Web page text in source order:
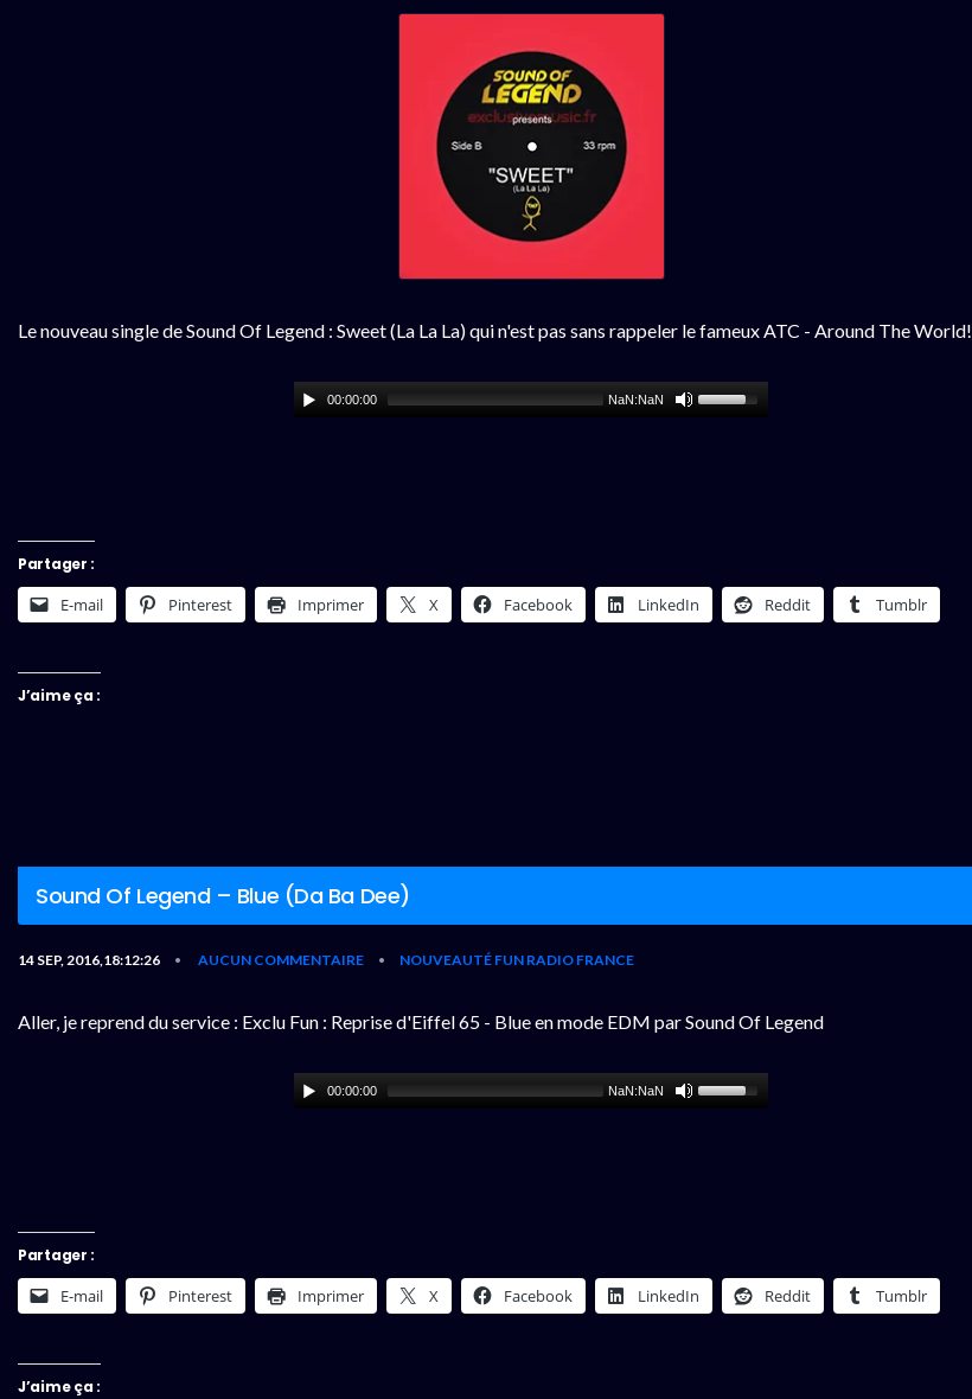
Le nouveau single de Sound Of Legend : Sweet (La La La) qui n'est pas sans rappeler le fameux ATC - Around The World!
00:00:00 NaN:NaN
Partager :
E-mail Pinterest Imprimer X Facebook LinkedIn Reddit Tumblr
J’aime ça :
Sound Of Legend – Blue (Da Ba Dee)
14 SEP, 2016,18:12:26 • AUCUN COMMENTAIRE • NOUVEAUTÉ FUN RADIO FRANCE
Aller, je reprend du service : Exclu Fun : Reprise d'Eiffel 65 - Blue en mode EDM par Sound Of Legend
00:00:00 NaN:NaN
Partager :
E-mail Pinterest Imprimer X Facebook LinkedIn Reddit Tumblr
J’aime ça :